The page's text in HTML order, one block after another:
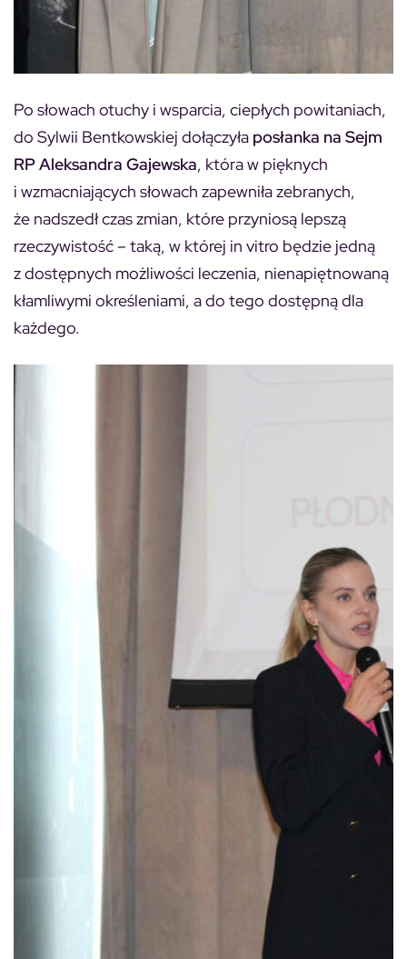
Po słowach otuchy i wsparcia, ciepłych powitaniach,
do Sylwii Bentkowskiej dołączyła posłanka na Sejm
RP Aleksandra Gajewska, która w pięknych
i wzmacniających słowach zapewniła zebranych,
że nadszedł czas zmian, które przyniosą lepszą
rzeczywistość – taką, w której in vitro będzie jedną
z dostępnych możliwości leczenia, nienapiętnowaną
kłamliwymi określeniami, a do tego dostępną dla
każdego.